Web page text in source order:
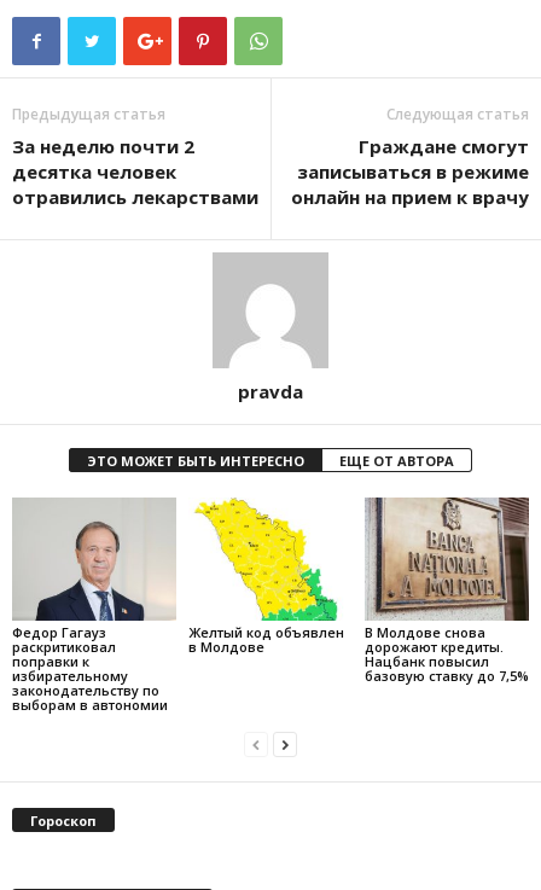
Предыдущая статья
За неделю почти 2
десятка человек
отравились лекарствами
Следующая статья
Граждане смогут
записываться в режиме
онлайн на прием к врачу
pravda
ЭТО МОЖЕТ БЫТЬ ИНТЕРЕСНО ЕЩЕ ОТ АВТОРА
Федор Гагауз
раскритиковал
поправки к
избирательному
законодательству по
выборам в автономии
Желтый код объявлен
в Молдове
В Молдове снова
дорожают кредиты.
Нацбанк повысил
базовую ставку до 7,5%
Гороскоп